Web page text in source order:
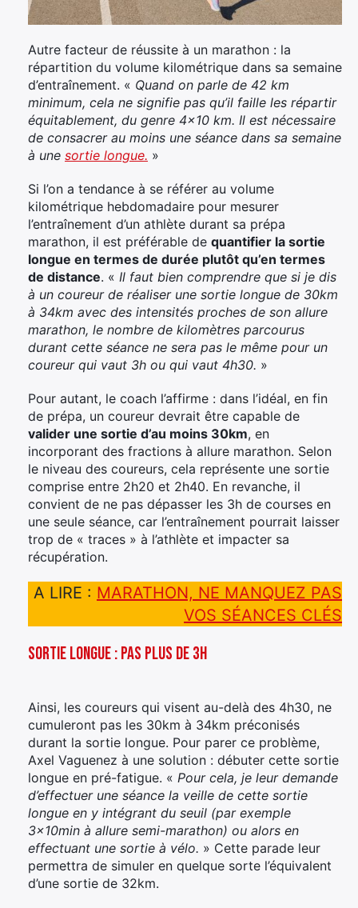
Autre facteur de réussite à un marathon : la
répartition du volume kilométrique dans sa semaine
d’entraînement. « Quand on parle de 42 km
minimum, cela ne signifie pas qu’il faille les répartir
équitablement, du genre 4×10 km. Il est nécessaire
de consacrer au moins une séance dans sa semaine
à une sortie longue. »
Si l’on a tendance à se référer au volume
kilométrique hebdomadaire pour mesurer
l’entraînement d’un athlète durant sa prépa
marathon, il est préférable de quantifier la sortie
longue en termes de durée plutôt qu’en termes
de distance. « Il faut bien comprendre que si je dis
à un coureur de réaliser une sortie longue de 30km
à 34km avec des intensités proches de son allure
marathon, le nombre de kilomètres parcourus
durant cette séance ne sera pas le même pour un
coureur qui vaut 3h ou qui vaut 4h30. »
Pour autant, le coach l’affirme : dans l’idéal, en fin
de prépa, un coureur devrait être capable de
valider une sortie d’au moins 30km, en
incorporant des fractions à allure marathon. Selon
le niveau des coureurs, cela représente une sortie
comprise entre 2h20 et 2h40. En revanche, il
convient de ne pas dépasser les 3h de courses en
une seule séance, car l’entraînement pourrait laisser
trop de « traces » à l’athlète et impacter sa
récupération.
A LIRE : MARATHON, NE MANQUEZ PAS
VOS SÉANCES CLÉS
Sortie longue : pas plus de 3h
Ainsi, les coureurs qui visent au-delà des 4h30, ne
cumuleront pas les 30km à 34km préconisés
durant la sortie longue. Pour parer ce problème,
Axel Vaguenez à une solution : débuter cette sortie
longue en pré-fatigue. « Pour cela, je leur demande
d’effectuer une séance la veille de cette sortie
longue en y intégrant du seuil (par exemple
3x10min à allure semi-marathon) ou alors en
effectuant une sortie à vélo. » Cette parade leur
permettra de simuler en quelque sorte l’équivalent
d’une sortie de 32km.
×
Rechercher
: